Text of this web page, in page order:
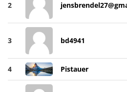
2
3 bd4941
4 Pistauer